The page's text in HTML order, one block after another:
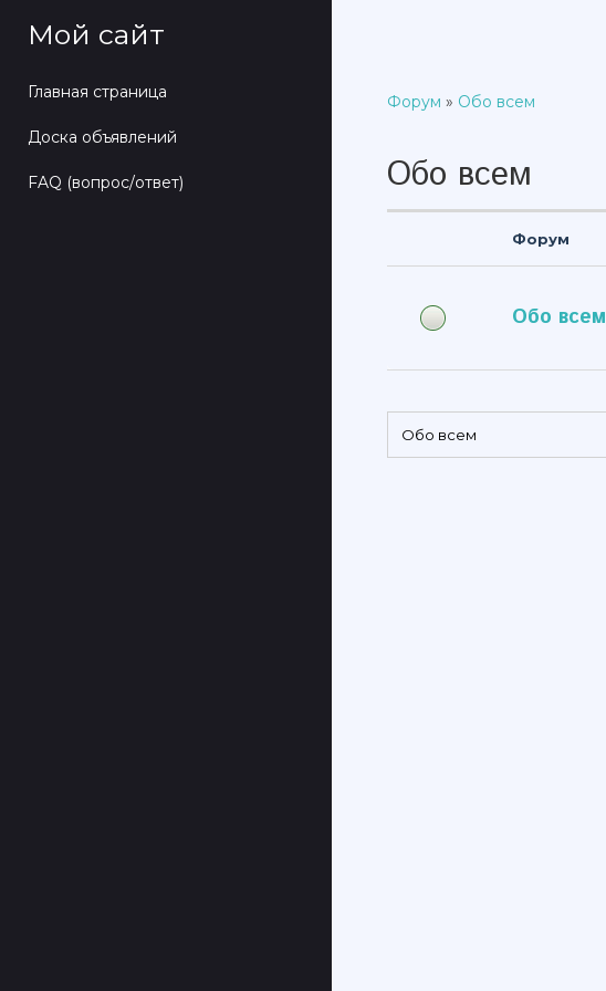
Мой сайт
Главная страница
Доска объявлений
FAQ (вопрос/ответ)
Форум » Обо всем
Обо всем
Форум
Обо всем